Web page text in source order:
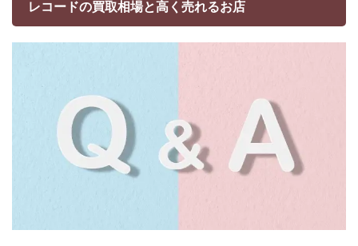
レコードの買取相場と高く売れるお店